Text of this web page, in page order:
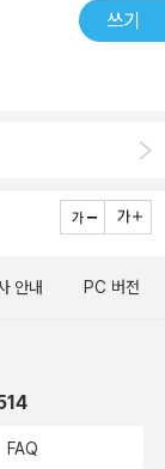
쓰기
안내 PC 버전
FAQ